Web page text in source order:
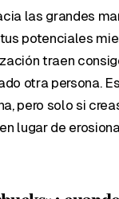
las grandes
potenciales
traen
otra persona.
pero solo si
lugar de